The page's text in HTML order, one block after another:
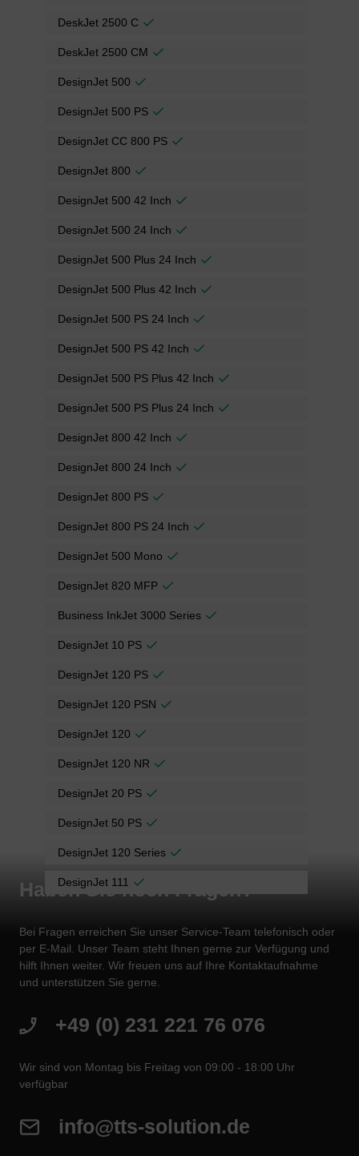
DeskJet 2500 C
DeskJet 2500 CM
DesignJet 500
DesignJet 500 PS
DesignJet CC 800 PS
DesignJet 800
DesignJet 500 42 Inch
DesignJet 500 24 Inch
DesignJet 500 Plus 24 Inch
DesignJet 500 Plus 42 Inch
DesignJet 500 PS 24 Inch
DesignJet 500 PS 42 Inch
DesignJet 500 PS Plus 42 Inch
DesignJet 500 PS Plus 24 Inch
DesignJet 800 42 Inch
DesignJet 800 24 Inch
DesignJet 800 PS
DesignJet 800 PS 24 Inch
DesignJet 500 Mono
DesignJet 820 MFP
Business InkJet 3000 Series
DesignJet 10 PS
DesignJet 120 PS
DesignJet 120 PSN
DesignJet 120
DesignJet 120 NR
DesignJet 20 PS
DesignJet 50 PS
DesignJet 120 Series
DesignJet 111
Haben Sie noch Fragen?
Bei Fragen erreichen Sie unser Service-Team telefonisch oder
per E-Mail. Unser Team steht Ihnen gerne zur Verfügung und
hilft Ihnen weiter. Wir freuen uns auf Ihre Kontaktaufnahme
und unterstützen Sie gerne.
+49 (0) 231 221 76 076
Wir sind von Montag bis Freitag von 09:00 - 18:00 Uhr
verfügbar
info@tts-solution.de